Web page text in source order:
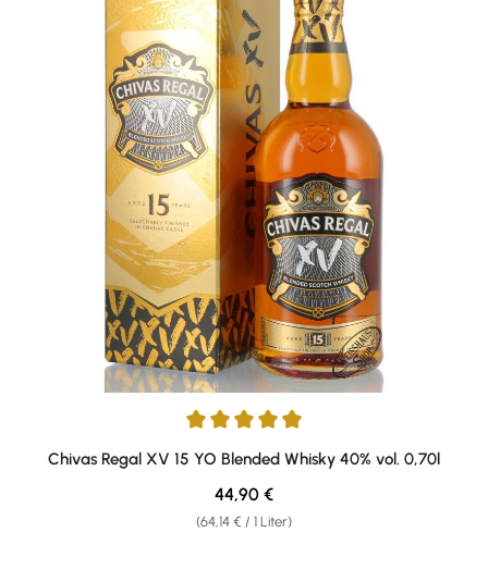
Durchschnittliche Bewertung von 4.88 von 5 Sternen
Chivas Regal XV 15 YO Blended Whisky 40% vol. 0,70l
(64,14 € / 1 Liter)
Regulärer Preis:
44,90 €